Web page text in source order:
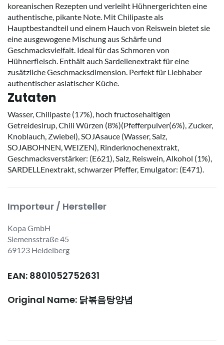
koreanischen Rezepten und verleiht Hühnergerichten eine
authentische, pikante Note. Mit Chilipaste als
Hauptbestandteil und einem Hauch von Reiswein bietet sie
eine ausgewogene Mischung aus Schärfe und
Geschmacksvielfalt. Ideal für das Schmoren von
Hühnerfleisch. Enthält auch Sardellenextrakt für eine
zusätzliche Geschmacksdimension. Perfekt für Liebhaber
authentischer asiatischer Küche.
Zutaten
Wasser, Chilipaste (17%), hoch fructosehaltigen
Getreidesirup, Chili Würzen (8%)(Pfefferpulver(6%), Zucker,
Knoblauch, Zwiebel), SOJAsauce (Wasser, Salz,
SOJABOHNEN, WEIZEN), Rinderknochenextrakt,
Geschmacksverstärker: (E621), Salz, Reiswein, Alkohol (1%),
SARDELLEnextrakt, schwarzer Pfeffer, Emulgator: (E471).
Importeur / Hersteller
Kopa GmbH
Siemensstraße 45
69123 Heidelberg
EAN: 8801052752631
Original Name: 닭볶음탕양념